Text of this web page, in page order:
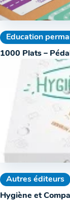
Education
1000 Plats –
Autres éditeurs
Hygiène et